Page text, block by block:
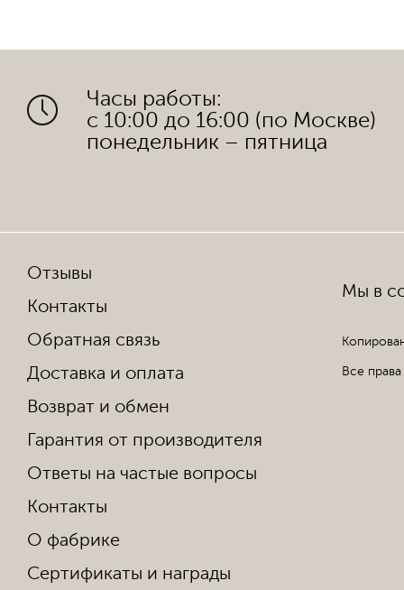
Часы работы:
с 10:00 до 16:00 (по Москве)
понедельник – пятница
Отзывы
Контакты
Обратная связь
Доставка и оплата
Возврат и обмен
Гарантия от производителя
Ответы на частые вопросы
Контакты
О фабрике
Сертификаты и награды
Мы в
Все